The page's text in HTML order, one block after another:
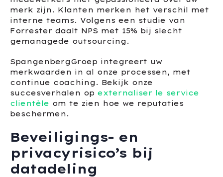
merk zijn. Klanten merken het verschil met
interne teams. Volgens een studie van
Forrester daalt NPS met 15% bij slecht
gemanagede outsourcing.
SpangenbergGroep integreert uw
merkwaarden in al onze processen, met
continue coaching. Bekijk onze
succesverhalen op externaliser le service
clientèle om te zien hoe we reputaties
beschermen.
Beveiligings- en
privacyrisico’s bij
datadeling